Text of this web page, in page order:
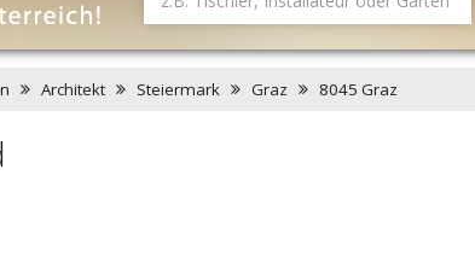
Architekt Steiermark Graz 8045 Graz